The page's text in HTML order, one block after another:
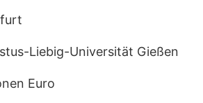
Liebig-Universität Gießen
Euro